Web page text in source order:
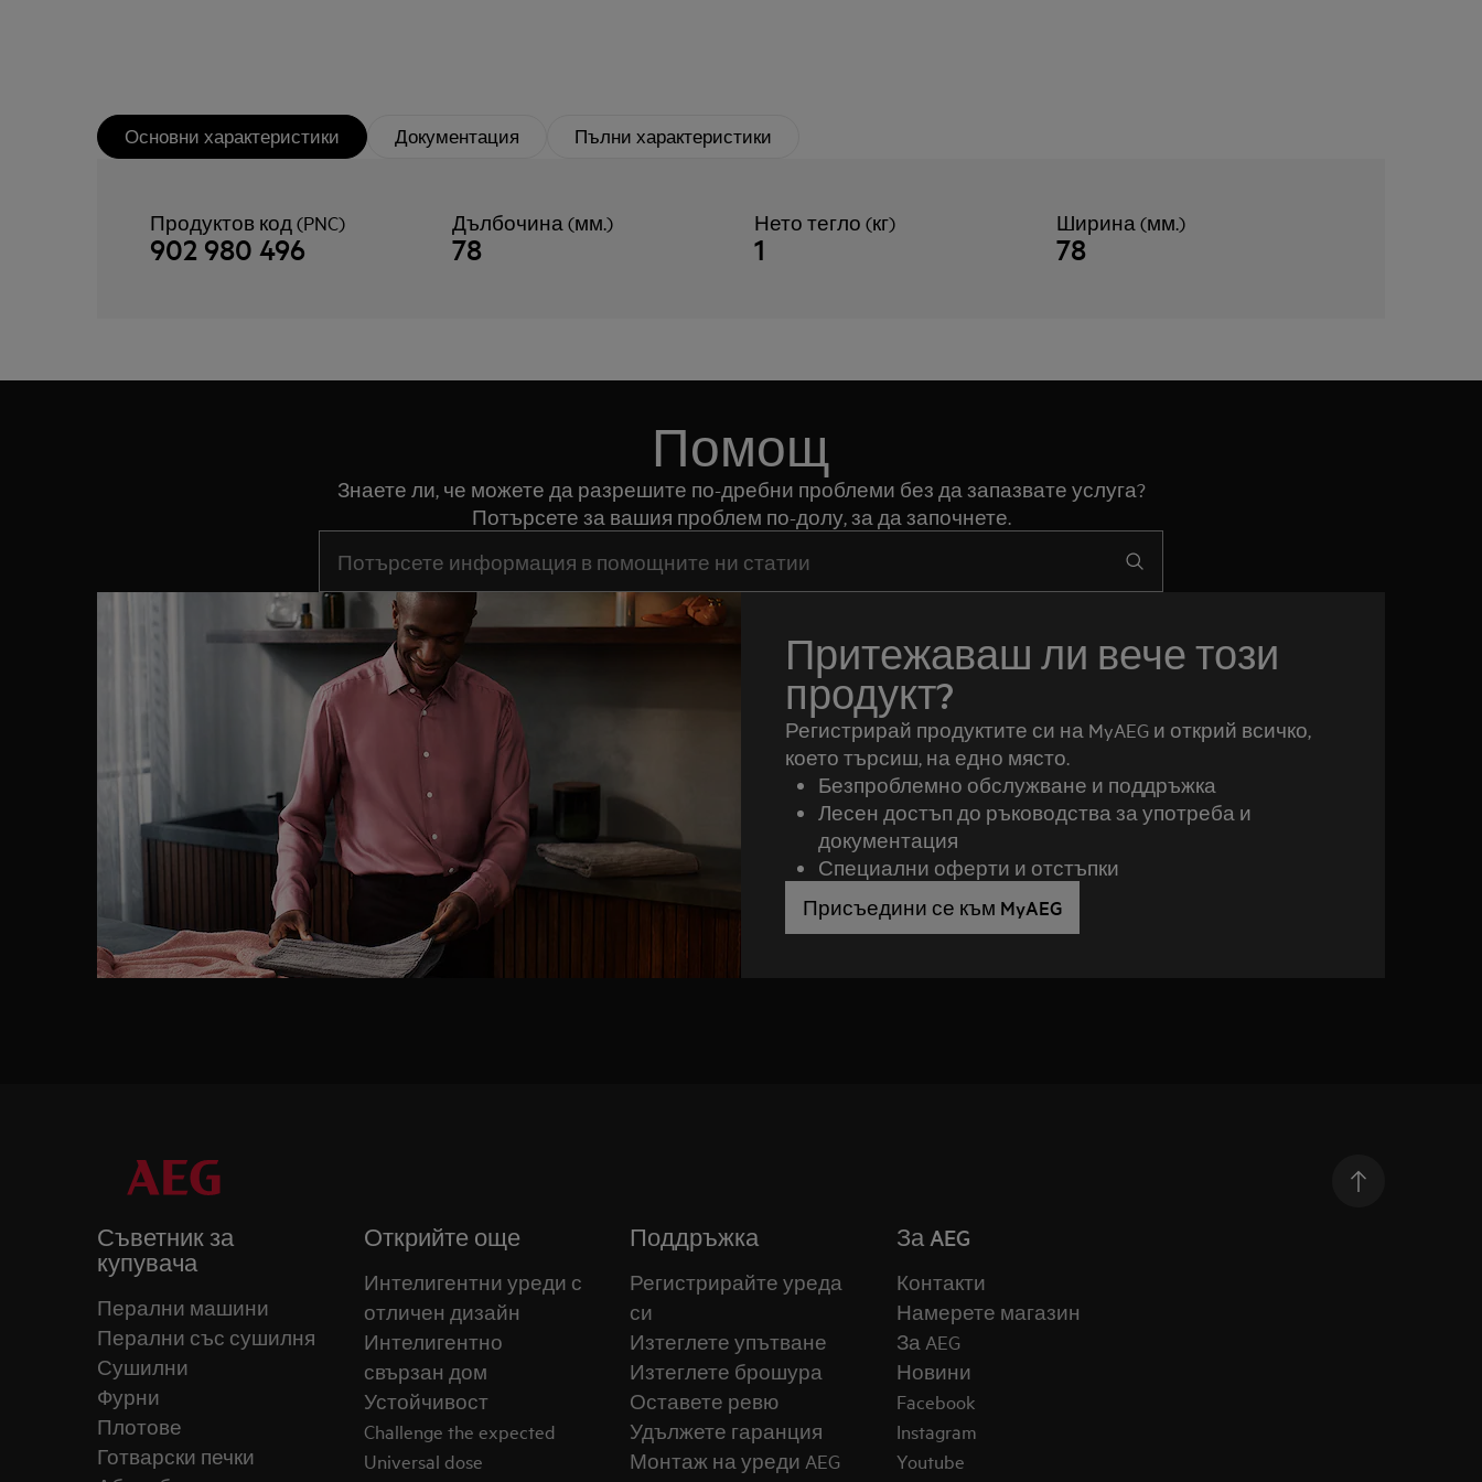
Основни характеристики Документация Пълни характеристики
Продуктов код (PNC)
902 980 496
Дълбочина (мм.)
78
Нето тегло (кг)
1
Ширина (мм.)
78
Помощ
Знаете ли, че можете да разрешите по-дребни проблеми без да запазвате услуга?
Потърсете за вашия проблем по-долу, за да започнете.
Притежаваш ли вече този
продукт?
Регистрирай продуктите си на MyAEG и открий всичко,
което търсиш, на едно място.
Безпроблемно обслужване и поддръжка
Лесен достъп до ръководства за употреба и
документация
Специални оферти и отстъпки
Присъедини се към MyAEG
Съветник за
купувача
Перални машини
Перални със сушилня
Сушилни
Фурни
Плотове
Готварски печки
Открийте още
Интелигентни уреди с
отличен дизайн
Интелигентно
свързан дом
Устойчивост
Challenge the expected
Universal dose
Поддръжка
Регистрирайте уреда
си
Изтеглете упътване
Изтеглете брошура
Оставете ревю
Удължете гаранция
Монтаж на уреди AEG
За AEG
Контакти
Намерете магазин
За AEG
Новини
Facebook
Instagram
Youtube